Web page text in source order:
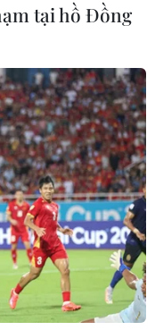
tại hồ Đồng